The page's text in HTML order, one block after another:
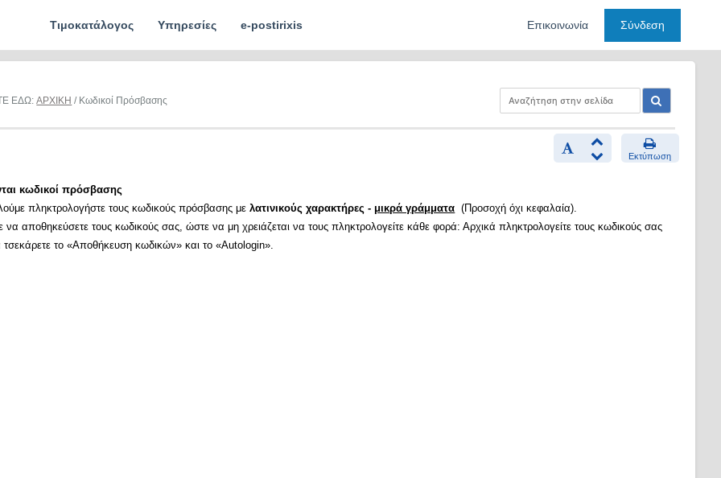
Τιμοκατάλογος Υπηρεσίες e-postirixis Επικοινωνία Σύνδεση
ΕΔΩ:ΑΡΧΙΚΗ / Κωδικοί Πρόσβασης
Εκτύπωση
κωδικοί πρόσβασης
πληκτρολογήστε τους κωδικούς πρόσβασης μελατινικούς χαρακτήρες - μικρά γράμματα (Προσοχή όχι κεφαλαία).
να αποθηκεύσετε τους κωδικούς σας, ώστε να μη χρειάζεται να τους πληκτρολογείτε κάθε φορά: Αρχικά πληκτρολογείτε τους κωδικούς σας
τσεκάρετε το «Αποθήκευση κωδικών» και το «Autologin».